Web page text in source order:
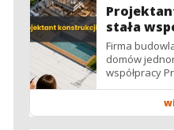
stała
Firma
domów
współpracy
współpracy: